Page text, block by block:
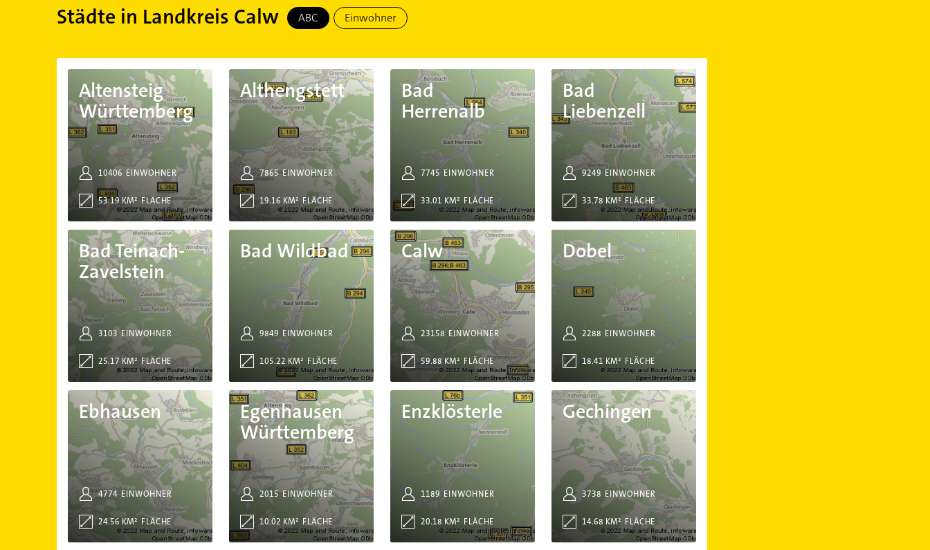
Städte in Landkreis Calw ABC Einwohner
Altensteig
Württemberg
EINWOHNER
10406
FLÄCHE
53.19 KM²
Altensteig Württemberg
Althengstett
EINWOHNER
7865
FLÄCHE
19.16 KM²
Althengstett
Bad
Herrenalb
EINWOHNER
7745
FLÄCHE
33.01 KM²
Bad Herrenalb
Bad
Liebenzell
EINWOHNER
9249
FLÄCHE
33.78 KM²
Bad Liebenzell
Bad Teinach-
Zavelstein
EINWOHNER
3103
FLÄCHE
25.17 KM²
Bad Teinach-Zavelstein
Bad Wildbad
EINWOHNER
9849
FLÄCHE
105.22 KM²
Bad Wildbad
Calw
EINWOHNER
23158
FLÄCHE
59.88 KM²
Calw
Dobel
EINWOHNER
2288
FLÄCHE
18.41 KM²
Dobel
Ebhausen
EINWOHNER
4774
FLÄCHE
24.56 KM²
Ebhausen
Egenhausen
Württemberg
EINWOHNER
2015
FLÄCHE
10.02 KM²
Egenhausen Württemberg
Enzklösterle
EINWOHNER
1189
FLÄCHE
20.18 KM²
Enzklösterle
Gechingen
EINWOHNER
3738
FLÄCHE
14.68 KM²
Gechingen